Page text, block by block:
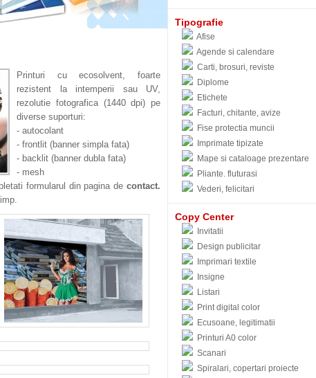
Printuri cu ecosolvent, foarte
rezistent la intemperii sau UV,
rezolutie fotografica (1440 dpi) pe
diverse suporturi:
- autocolant
- frontlit (banner simpla fata)
- backlit (banner dubla fata)
- mesh
formularul din pagina decontact.
Tipografie
Afise
Agende si calendare
Carti, brosuri, reviste
Diplome
Etichete
Facturi, chitante, avize
Fise protectia muncii
Imprimate tipizate
Mape si cataloage prezentare
Pliante. fluturasi
Vederi, felicitari
Copy Center
Invitatii
Design publicitar
Imprimari textile
Insigne
Listari
Print digital color
Ecusoane, legitimatii
Printuri A0 color
Scanari
Spiralari, copertari proiecte